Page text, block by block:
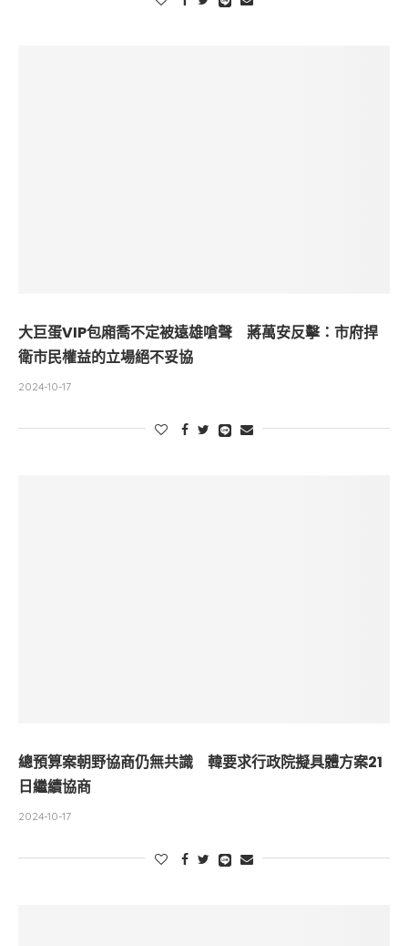
大巨蛋VIP包廂喬不定被遠雄嗆聲 蔣萬安反擊：市府捍
衛市民權益的立場絕不妥協
2024-10-17
總預算案朝野協商仍無共識 韓要求行政院擬具體方案21
日繼續協商
2024-10-17